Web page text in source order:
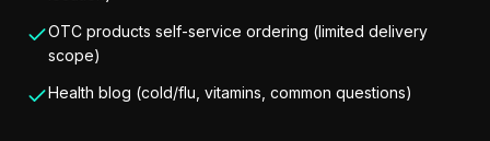
OTC products self-service ordering (limited delivery
scope)
Health blog (cold/flu, vitamins, common questions)